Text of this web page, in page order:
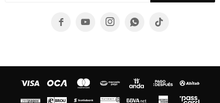
    